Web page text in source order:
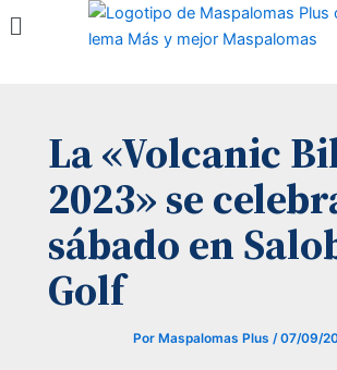
Menú
La «Volcanic
2023» se
sábado en
Golf
Por Maspalomas Plus /07/09/